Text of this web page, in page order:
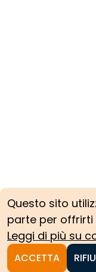
Questo sito
parte per offrirti
Leggi di più su
ACCETTA